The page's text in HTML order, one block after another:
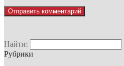
Найти:
Рубрики